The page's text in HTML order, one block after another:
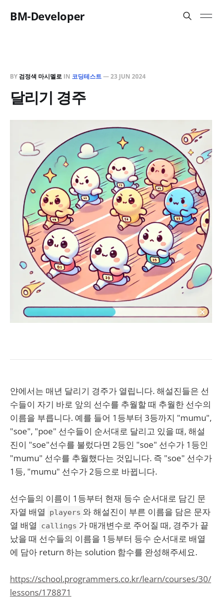
BM-Developer
BY 검정색 마시멜로 IN 코딩테스트—23 JUN 2024
달리기 경주
얀에서는 매년 달리기 경주가 열립니다. 해설진들은 선
수들이 자기 바로 앞의 선수를 추월할 때 추월한 선수의
이름을 부릅니다. 예를 들어 1등부터 3등까지 "mumu",
"soe", "poe" 선수들이 순서대로 달리고 있을 때, 해설
진이 "soe"선수를 불렀다면 2등인 "soe" 선수가 1등인
"mumu" 선수를 추월했다는 것입니다. 즉 "soe" 선수가
1등, "mumu" 선수가 2등으로 바뀝니다.
선수들의 이름이 1등부터 현재 등수 순서대로 담긴 문
자열 배열
players 와 해설진이 부른 이름을 담은 문자
열 배열
callings 가 매개변수로 주어질 때, 경주가 끝
났을 때 선수들의 이름을 1등부터 등수 순서대로 배열
에 담아 return 하는 solution 함수를 완성해주세요.
https://school.programmers.co.kr/learn/courses/30/
lessons/178871